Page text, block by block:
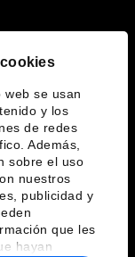
web se usan
y los
de redes
Además,
sobre el uso
nuestros
publicidad y
que les
hayan